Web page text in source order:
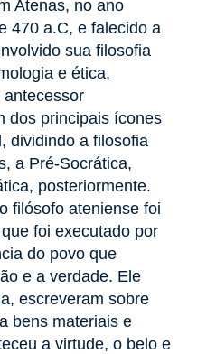
Atenas, no ano
470 a.C, e falecido a
sua filosofia
e ética,
antecessor
dos principais ícones
dividindo a filosofia
a Pré-Socrática,
posteriormente.
filósofo ateniense foi
foi executado por
do povo que
e a verdade. Ele
escreveram sobre
bens materiais e
a virtude, o belo e